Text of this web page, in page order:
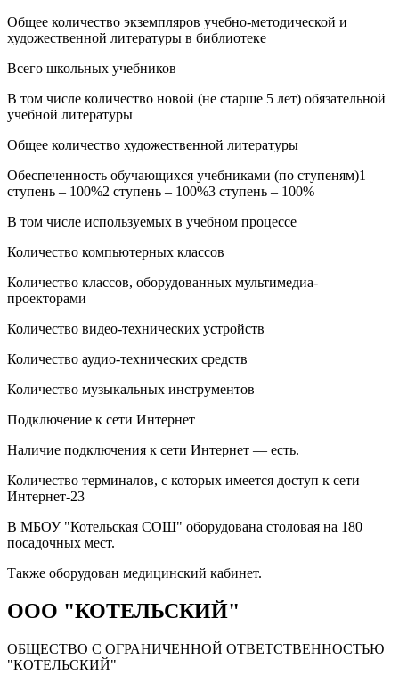
Общее количество экземпляров учебно-методической и
художественной литературы в библиотеке
Всего школьных учебников
В том числе количество новой (не старше 5 лет) обязательной
учебной литературы
Общее количество художественной литературы
Обеспеченность обучающихся учебниками (по ступеням)1
ступень – 100%2 ступень – 100%3 ступень – 100%
В том числе используемых в учебном процессе
Количество компьютерных классов
Количество классов, оборудованных мультимедиа-
проекторами
Количество видео-технических устройств
Количество аудио-технических средств
Количество музыкальных инструментов
Подключение к сети Интернет
Наличие подключения к сети Интернет — есть.
Количество терминалов, с которых имеется доступ к сети
Интернет-23
В МБОУ "Котельская СОШ" оборудована столовая на 180
посадочных мест.
Также оборудован медицинский кабинет.
ООО "КОТЕЛЬСКИЙ"
ОБЩЕСТВО С ОГРАНИЧЕННОЙ ОТВЕТСТВЕННОСТЬЮ
"КОТЕЛЬСКИЙ"